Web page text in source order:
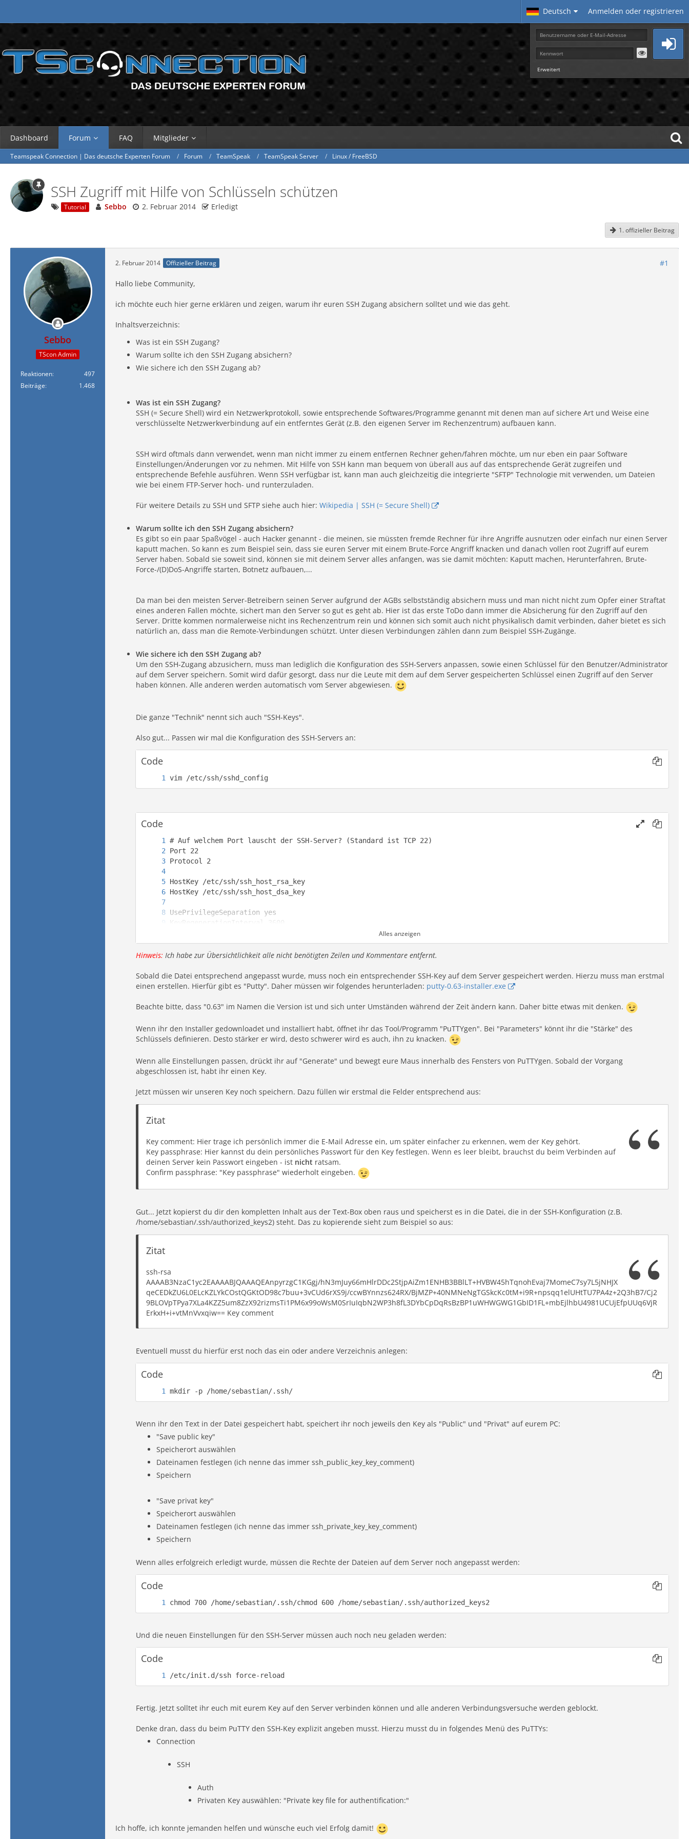
Deutsch Anmelden oder registrieren
Erweitert
Dashboard Forum FAQ Mitglieder
Teamspeak Connection | Das deutsche Experten Forum Forum TeamSpeak TeamSpeak Server Linux / FreeBSD
SSH Zugriff mit Hilfe von Schlüsseln schützen
Tutorial Sebbo 2. Februar 2014 Erledigt
1. offizieller Beitrag
Sebbo
TScon Admin
Reaktionen
497
Beiträge
1.468
2. Februar 2014 Offizieller Beitrag #1
Hallo liebe Community,
ich möchte euch hier gerne erklären und zeigen, warum ihr euren SSH Zugang absichern solltet und wie das geht.
Inhaltsverzeichnis:
Was ist ein SSH Zugang?
Warum sollte ich den SSH Zugang absichern?
Wie sichere ich den SSH Zugang ab?
Was ist ein SSH Zugang?
SSH (= Secure Shell) wird ein Netzwerkprotokoll, sowie entsprechende Softwares/Programme genannt mit denen man auf sichere Art und Weise eine
verschlüsselte Netzwerkverbindung auf ein entferntes Gerät (z.B. den eigenen Server im Rechenzentrum) aufbauen kann.
SSH wird oftmals dann verwendet, wenn man nicht immer zu einem entfernen Rechner gehen/fahren möchte, um nur eben ein paar Software
Einstellungen/Änderungen vor zu nehmen. Mit Hilfe von SSH kann man bequem von überall aus auf das entsprechende Gerät zugreifen und
entsprechende Befehle ausführen. Wenn SSH verfügbar ist, kann man auch gleichzeitig die integrierte "SFTP" Technologie mit verwenden, um Dateien
wie bei einem FTP-Server hoch- und runterzuladen.
Für weitere Details zu SSH und SFTP siehe auch hier: Wikipedia | SSH (= Secure Shell)
Warum sollte ich den SSH Zugang absichern?
Es gibt so ein paar Spaßvögel - auch Hacker genannt - die meinen, sie müssten fremde Rechner für ihre Angriffe ausnutzen oder einfach nur einen Server
kaputt machen. So kann es zum Beispiel sein, dass sie euren Server mit einem Brute-Force Angriff knacken und danach vollen root Zugriff auf eurem
Server haben. Sobald sie soweit sind, können sie mit deinem Server alles anfangen, was sie damit möchten: Kaputt machen, Herunterfahren, Brute-
Force-/(D)DoS-Angriffe starten, Botnetz aufbauen,...
Da man bei den meisten Server-Betreibern seinen Server aufgrund der AGBs selbstständig absichern muss und man nicht nicht zum Opfer einer Straftat
eines anderen Fallen möchte, sichert man den Server so gut es geht ab. Hier ist das erste ToDo dann immer die Absicherung für den Zugriff auf den
Server. Dritte kommen normalerweise nicht ins Rechenzentrum rein und können sich somit auch nicht physikalisch damit verbinden, daher bietet es sich
natürlich an, dass man die Remote-Verbindungen schützt. Unter diesen Verbindungen zählen dann zum Beispiel SSH-Zugänge.
Wie sichere ich den SSH Zugang ab?
Um den SSH-Zugang abzusichern, muss man lediglich die Konfiguration des SSH-Servers anpassen, sowie einen Schlüssel für den Benutzer/Administrator
auf dem Server speichern. Somit wird dafür gesorgt, dass nur die Leute mit dem auf dem Server gespeicherten Schlüssel einen Zugriff auf den Server
haben können. Alle anderen werden automatisch vom Server abgewiesen.
Die ganze "Technik" nennt sich auch "SSH-Keys".
Also gut... Passen wir mal die Konfiguration des SSH-Servers an:
Code
vim /etc/ssh/sshd_config
Code
UsePAM no
Alles anzeigen
Hinweis: Ich habe zur Übersichtlichkeit alle nicht benötigten Zeilen und Kommentare entfernt.
Sobald die Datei entsprechend angepasst wurde, muss noch ein entsprechender SSH-Key auf dem Server gespeichert werden. Hierzu muss man erstmal
einen erstellen. Hierfür gibt es "Putty". Daher müssen wir folgendes herunterladen: putty-0.63-installer.exe
Beachte bitte, dass "0.63" im Namen die Version ist und sich unter Umständen während der Zeit ändern kann. Daher bitte etwas mit denken.
Wenn ihr den Installer gedownloadet und installiert habt, öffnet ihr das Tool/Programm "PuTTYgen". Bei "Parameters" könnt ihr die "Stärke" des
Schlüssels definieren. Desto stärker er wird, desto schwerer wird es auch, ihn zu knacken.
Wenn alle Einstellungen passen, drückt ihr auf "Generate" und bewegt eure Maus innerhalb des Fensters von PuTTYgen. Sobald der Vorgang
abgeschlossen ist, habt ihr einen Key.
Jetzt müssen wir unseren Key noch speichern. Dazu füllen wir erstmal die Felder entsprechend aus:
Zitat
Key comment: Hier trage ich persönlich immer die E-Mail Adresse ein, um später einfacher zu erkennen, wem der Key gehört.
Key passphrase: Hier kannst du dein persönliches Passwort für den Key festlegen. Wenn es leer bleibt, brauchst du beim Verbinden auf
deinen Server kein Passwort eingeben - ist nicht ratsam.
Confirm passphrase: "Key passphrase" wiederholt eingeben.
Gut... Jetzt kopierst du dir den kompletten Inhalt aus der Text-Box oben raus und speicherst es in die Datei, die in der SSH-Konfiguration (z.B.
/home/sebastian/.ssh/authorized_keys2) steht. Das zu kopierende sieht zum Beispiel so aus:
Zitat
ssh-rsa
AAAAB3NzaC1yc2EAAAABJQAAAQEAnpyrzgC1KGgj/hN3mJuy66mHlrDDc2StjpAiZm1ENHB3BBlLT+HVBW45hTqnohEvaj7MomeC7sy7L5jNHJX
qeCEDkZU6L0ELcKZLYkCOstQGKtOD98c7buu+3vCUd6rXS9j/ccwBYnnzs624RX/BjMZP+40NMNeNgTGSkcKc0tM+i9R+npsqq1elUHtTU7PA4z+2Q3hB7/Cj2
9BLOVpTPya7XLa4KZZ5um8ZzX92rizmsTi1PM6x99oWsM0SrIuIqbN2WP3h8fL3DYbCpDqRsBzBP1uWHWGWG1GbID1FL+mbEjlhbU4981UCUjEfpUUq6VjR
ErkxH+i+vtMnVvxqiw== Key comment
Eventuell musst du hierfür erst noch das ein oder andere Verzeichnis anlegen:
Code
mkdir -p /home/sebastian/.ssh/
Wenn ihr den Text in der Datei gespeichert habt, speichert ihr noch jeweils den Key als "Public" und "Privat" auf eurem PC:
"Save public key"
Speicherort auswählen
Dateinamen festlegen (ich nenne das immer ssh_public_key_key_comment)
Speichern
"Save privat key"
Speicherort auswählen
Dateinamen festlegen (ich nenne das immer ssh_private_key_key_comment)
Speichern
Wenn alles erfolgreich erledigt wurde, müssen die Rechte der Dateien auf dem Server noch angepasst werden:
Code
chmod 700 /home/sebastian/.ssh/chmod 600 /home/sebastian/.ssh/authorized_keys2
Und die neuen Einstellungen für den SSH-Server müssen auch noch neu geladen werden:
Code
/etc/init.d/ssh force-reload
Fertig. Jetzt solltet ihr euch mit eurem Key auf den Server verbinden können und alle anderen Verbindungsversuche werden geblockt.
Denke dran, dass du beim PuTTY den SSH-Key explizit angeben musst. Hierzu musst du in folgendes Menü des PuTTYs:
Connection
SSH
Auth
Privaten Key auswählen: "Private key file for authentification:"
Ich hoffe, ich konnte jemanden helfen und wünsche euch viel Erfolg damit!